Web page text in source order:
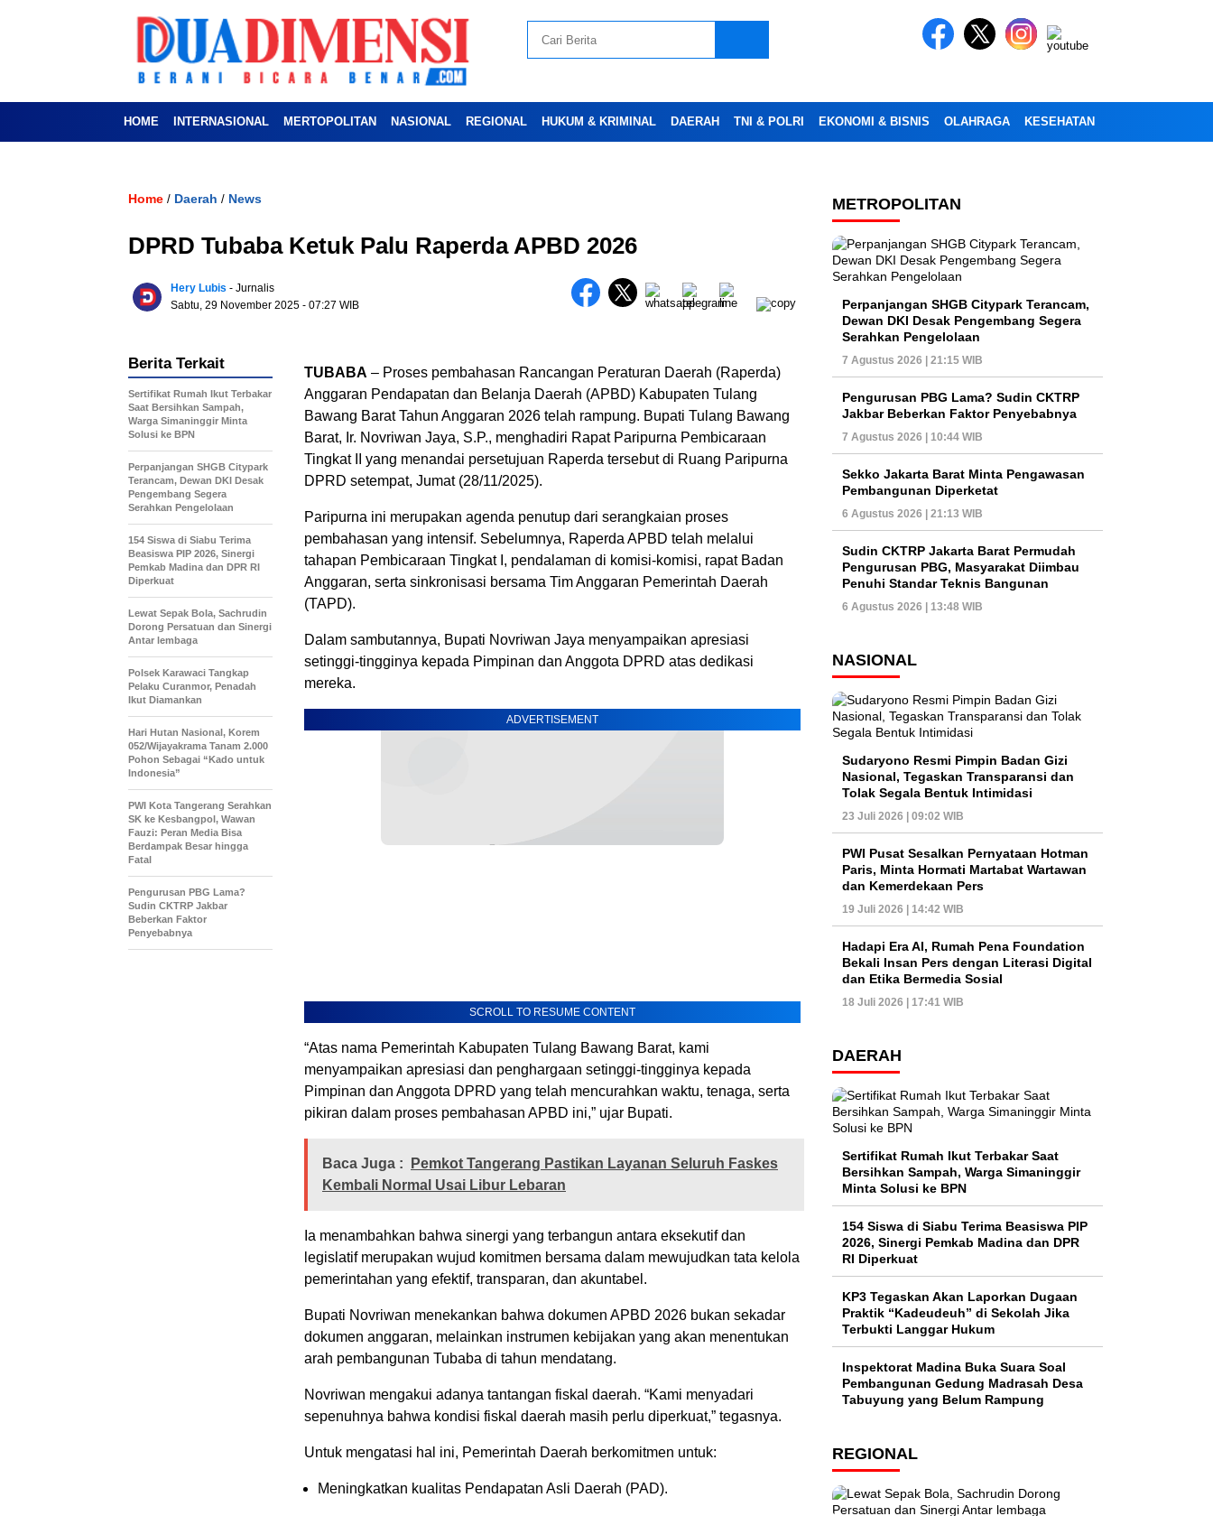
HOME INTERNASIONAL MERTOPOLITAN NASIONAL REGIONAL HUKUM & KRIMINAL DAERAH TNI & POLRI EKONOMI & BISNIS OLAHRAGA KESEHATAN
Home / Daerah / News
DPRD Tubaba Ketuk Palu Raperda APBD 2026
Hery Lubis - Jurnalis
Sabtu, 29 November 2025 - 07:27 WIB
TUBABA – Proses pembahasan Rancangan Peraturan Daerah (Raperda)
Anggaran Pendapatan dan Belanja Daerah (APBD) Kabupaten Tulang
Bawang Barat Tahun Anggaran 2026 telah rampung. Bupati Tulang Bawang
Barat, Ir. Novriwan Jaya, S.P., menghadiri Rapat Paripurna Pembicaraan
Tingkat II yang menandai persetujuan Raperda tersebut di Ruang Paripurna
DPRD setempat, Jumat (28/11/2025).
Paripurna ini merupakan agenda penutup dari serangkaian proses
pembahasan yang intensif. Sebelumnya, Raperda APBD telah melalui
tahapan Pembicaraan Tingkat I, pendalaman di komisi-komisi, rapat Badan
Anggaran, serta sinkronisasi bersama Tim Anggaran Pemerintah Daerah
(TAPD).
Dalam sambutannya, Bupati Novriwan Jaya menyampaikan apresiasi
setinggi-tingginya kepada Pimpinan dan Anggota DPRD atas dedikasi
mereka.
ADVERTISEMENT
SCROLL TO RESUME CONTENT
“Atas nama Pemerintah Kabupaten Tulang Bawang Barat, kami
menyampaikan apresiasi dan penghargaan setinggi-tingginya kepada
Pimpinan dan Anggota DPRD yang telah mencurahkan waktu, tenaga, serta
pikiran dalam proses pembahasan APBD ini,” ujar Bupati.
Baca Juga :
Pemkot Tangerang Pastikan Layanan Seluruh Faskes
Kembali Normal Usai Libur Lebaran
Ia menambahkan bahwa sinergi yang terbangun antara eksekutif dan
legislatif merupakan wujud komitmen bersama dalam mewujudkan tata kelola
pemerintahan yang efektif, transparan, dan akuntabel.
Bupati Novriwan menekankan bahwa dokumen APBD 2026 bukan sekadar
dokumen anggaran, melainkan instrumen kebijakan yang akan menentukan
arah pembangunan Tubaba di tahun mendatang.
Novriwan mengakui adanya tantangan fiskal daerah. “Kami menyadari
sepenuhnya bahwa kondisi fiskal daerah masih perlu diperkuat,” tegasnya.
Untuk mengatasi hal ini, Pemerintah Daerah berkomitmen untuk:
Meningkatkan kualitas Pendapatan Asli Daerah (PAD).
Berita Terkait
Sertifikat Rumah Ikut Terbakar
Saat Bersihkan Sampah,
Warga Simaninggir Minta
Solusi ke BPN
Perpanjangan SHGB Citypark
Terancam, Dewan DKI Desak
Pengembang Segera
Serahkan Pengelolaan
154 Siswa di Siabu Terima
Beasiswa PIP 2026, Sinergi
Pemkab Madina dan DPR RI
Diperkuat
Lewat Sepak Bola, Sachrudin
Dorong Persatuan dan Sinergi
Antar lembaga
Polsek Karawaci Tangkap
Pelaku Curanmor, Penadah
Ikut Diamankan
Hari Hutan Nasional, Korem
052/Wijayakrama Tanam 2.000
Pohon Sebagai “Kado untuk
Indonesia”
PWI Kota Tangerang Serahkan
SK ke Kesbangpol, Wawan
Fauzi: Peran Media Bisa
Berdampak Besar hingga
Fatal
Pengurusan PBG Lama?
Sudin CKTRP Jakbar
Beberkan Faktor
Penyebabnya
METROPOLITAN
Perpanjangan SHGB Citypark Terancam,
Dewan DKI Desak Pengembang Segera
Serahkan Pengelolaan
7 Agustus 2026 | 21:15 WIB
Pengurusan PBG Lama? Sudin CKTRP
Jakbar Beberkan Faktor Penyebabnya
7 Agustus 2026 | 10:44 WIB
Sekko Jakarta Barat Minta Pengawasan
Pembangunan Diperketat
6 Agustus 2026 | 21:13 WIB
Sudin CKTRP Jakarta Barat Permudah
Pengurusan PBG, Masyarakat Diimbau
Penuhi Standar Teknis Bangunan
6 Agustus 2026 | 13:48 WIB
NASIONAL
Sudaryono Resmi Pimpin Badan Gizi
Nasional, Tegaskan Transparansi dan
Tolak Segala Bentuk Intimidasi
23 Juli 2026 | 09:02 WIB
PWI Pusat Sesalkan Pernyataan Hotman
Paris, Minta Hormati Martabat Wartawan
dan Kemerdekaan Pers
19 Juli 2026 | 14:42 WIB
Hadapi Era AI, Rumah Pena Foundation
Bekali Insan Pers dengan Literasi Digital
dan Etika Bermedia Sosial
18 Juli 2026 | 17:41 WIB
DAERAH
Sertifikat Rumah Ikut Terbakar Saat
Bersihkan Sampah, Warga Simaninggir
Minta Solusi ke BPN
154 Siswa di Siabu Terima Beasiswa PIP
2026, Sinergi Pemkab Madina dan DPR
RI Diperkuat
KP3 Tegaskan Akan Laporkan Dugaan
Praktik “Kadeudeuh” di Sekolah Jika
Terbukti Langgar Hukum
Inspektorat Madina Buka Suara Soal
Pembangunan Gedung Madrasah Desa
Tabuyung yang Belum Rampung
REGIONAL